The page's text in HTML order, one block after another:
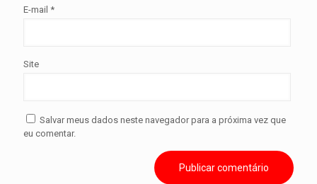
E-mail *
Site
Salvar meus dados neste navegador para a próxima vez que
eu comentar.